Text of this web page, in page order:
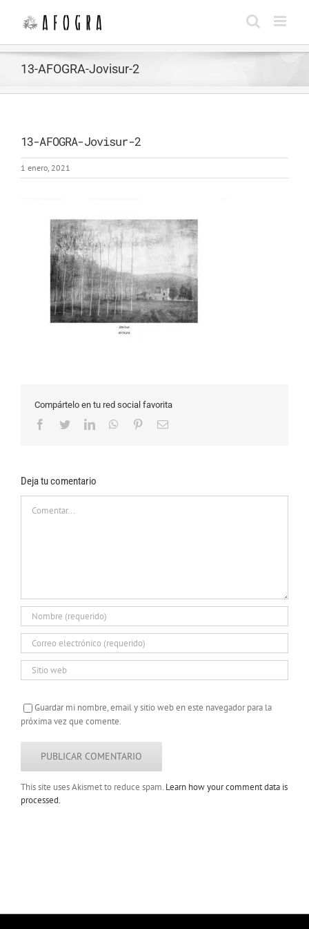
contenido
13-AFOGRA-Jovisur-2
13-AFOGRA-Jovisur-2
1 enero, 2021
Compártelo en tu red social favorita
Facebook
TwitterLinkedInWhatsApp
PinterestCorreo
Deja tu comentario
Guardar mi nombre, email y sitio web en este navegador para la
próxima vez que comente.
This site uses Akismet to reduce spam. Learn how your comment data is
processed.